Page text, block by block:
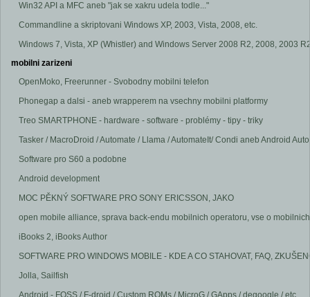
Win32 API a MFC aneb "jak se xakru udela todle..."
Commandline a skriptovani Windows XP, 2003, Vista, 2008, etc.
Windows 7, Vista, XP (Whistler) and Windows Server 2008 R2, 2008, 2003
mobilni zarizeni
OpenMoko, Freerunner - Svobodny mobilni telefon
Phonegap a dalsi - aneb wrapperem na vsechny mobilni platformy
Treo SMARTPHONE - hardware - software - problémy - tipy - triky
Tasker / MacroDroid / Automate / Llama / AutomateIt/ Condi aneb Android
Software pro S60 a podobne
Android development
MOC PĚKNÝ SOFTWARE PRO SONY ERICSSON, JAKO
open mobile alliance, sprava back-endu mobilnich operatoru, vse o
iBooks 2, iBooks Author
SOFTWARE PRO WINDOWS MOBILE - KDE A CO STAHOVAT, FAQ,
Jolla, Sailfish
Android - FOSS / F-droid / Custom ROMs / MicroG / GApps / degoogle / etc